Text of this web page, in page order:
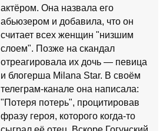
актёром. Она назвала его
абьюзером и добавила, что он
считает всех женщин "низшим
слоем". Позже на скандал
отреагировала их дочь — певица
и блогерша Milana Star. В своём
телеграм-канале она написала:
"Потеря потерь", процитировав
фразу героя, которого когда-то